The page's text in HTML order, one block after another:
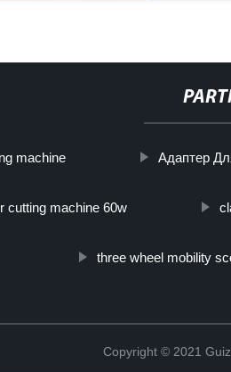
machine Адаптер
cutting machine 60w
three wheel mobility
Copyright © 2021